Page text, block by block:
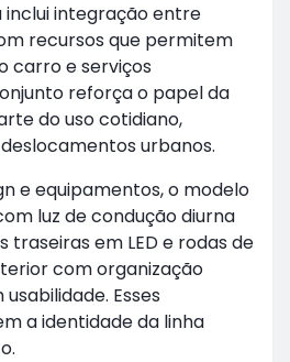
integração entre
recursos que permitem
carro e serviços
reforça o papel da
do uso cotidiano,
urbanos.
e equipamentos, o modelo
luz de condução diurna
traseiras em LED e rodas de
com organização
Esses
a identidade da linha